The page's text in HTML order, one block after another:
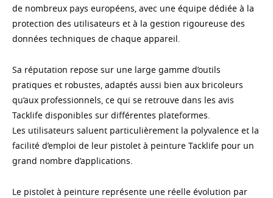
de nombreux pays européens, avec une équipe dédiée à la
protection des utilisateurs et à la gestion rigoureuse des
données techniques de chaque appareil.
Sa réputation repose sur une large gamme d’outils
pratiques et robustes, adaptés aussi bien aux bricoleurs
qu’aux professionnels, ce qui se retrouve dans les avis
Tacklife disponibles sur différentes plateformes.
Les utilisateurs saluent particulièrement la polyvalence et la
facilité d’emploi de leur pistolet à peinture Tacklife pour un
grand nombre d’applications.
Le pistolet à peinture représente une réelle évolution par